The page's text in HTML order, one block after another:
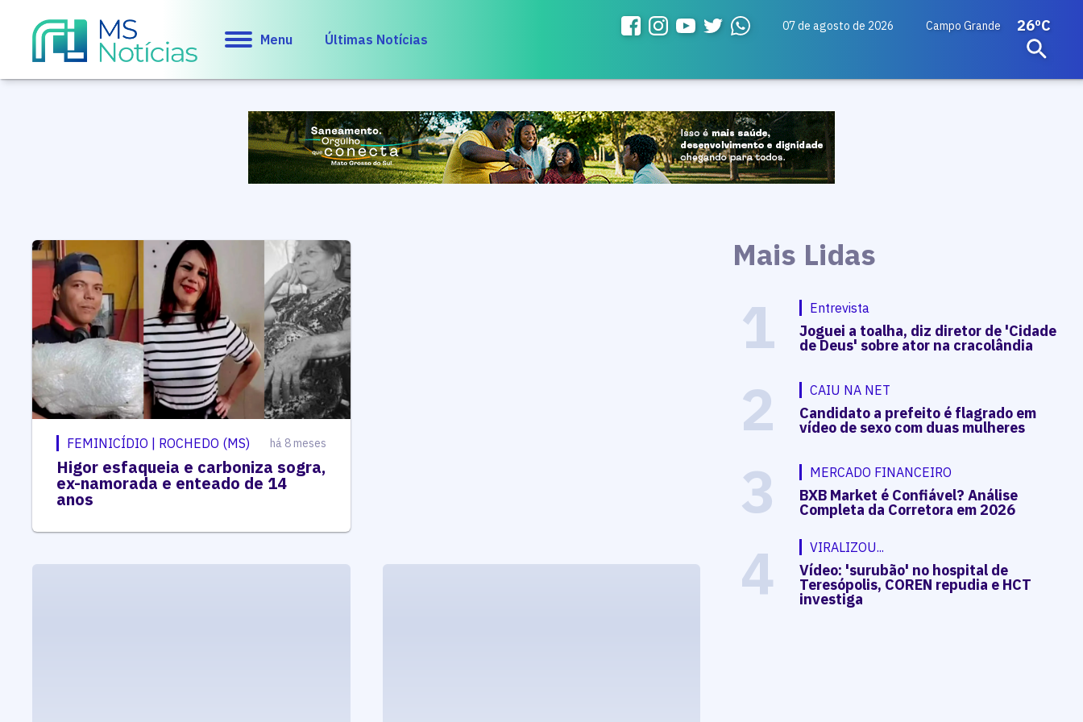
Menu Últimas Notícias
07 de agosto de 2026 Campo Grande 26ºC
FEMINICÍDIO | ROCHEDO (MS) há 8 meses
Higor esfaqueia e carboniza sogra,
ex-namorada e enteado de 14
anos
Mais Lidas
1 Entrevista
Joguei a toalha, diz diretor de 'Cidade
de Deus' sobre ator na cracolândia
2 CAIU NA NET
Candidato a prefeito é flagrado em
vídeo de sexo com duas mulheres
3 MERCADO FINANCEIRO
BXB Market é Confiável? Análise
Completa da Corretora em 2026
4 VIRALIZOU...
Vídeo: 'surubão' no hospital de
Teresópolis, COREN repudia e HCT
investiga